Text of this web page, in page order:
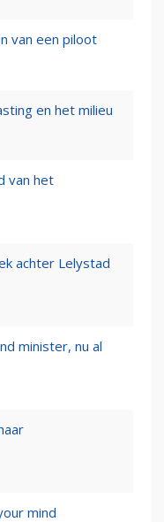
van een piloot
en het milieu
van het
achter Lelystad
minister, nu al
mind